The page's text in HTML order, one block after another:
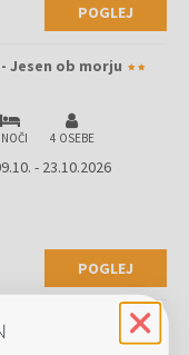
POGLEJ
Jesen ob morju
4 OSEBE
- 23.10.2026
POGLEJ